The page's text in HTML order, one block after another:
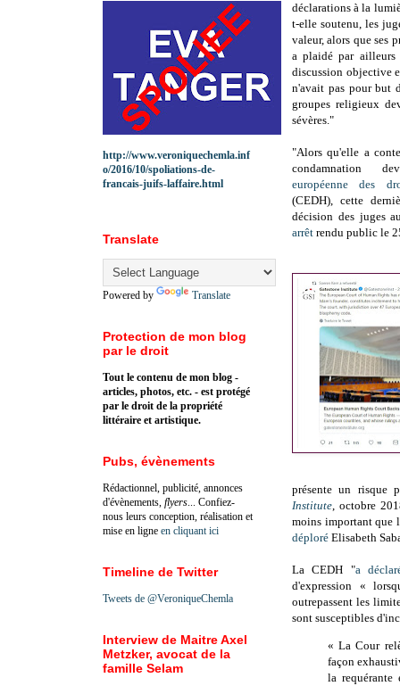
déclarations à la
t-elle soutenu, les
valeur, alors que ses
a plaidé par
discussion objective
n'avait pas pour but
groupes religieux
sévères."
"Alors qu'elle a
condamnation
européenne des
(CEDH), cette
décision des juges
arrêt rendu public le
présente un risque
Institute, octobre
moins important que
déploré Elisabeth
La CEDH "a
d'expression «
outrepassent les
sont susceptibles
« La Cour
façon
la requérante
http://www.veroniquechemla.inf
o/2016/10/spoliations-de-
francais-juifs-laffaire.html
Translate
Powered by Translate
Protection de mon blog
par le droit
Tout le contenu de mon blog -
articles, photos, etc. - est protégé
par le droit de la propriété
littéraire et artistique.
Pubs, évènements
Rédactionnel, publicité, annonces
d'évènements, flyers ... Confiez-
nous leurs conception, réalisation et
mise en ligne en cliquant ici
Timeline de Twitter
Tweets de @VeroniqueChemla
Interview de Maitre Axel
Metzker, avocat de la
famille Selam